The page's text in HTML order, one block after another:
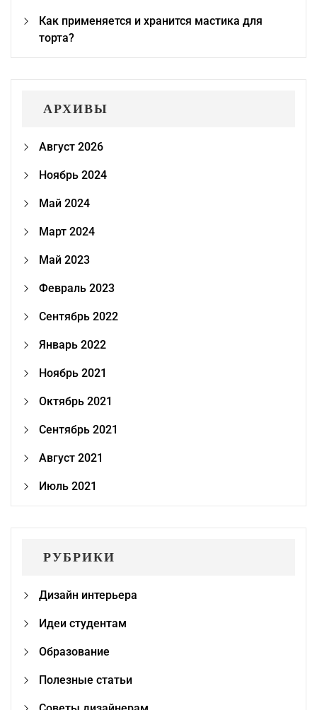
Как применяется и хранится мастика для
торта?
АРХИВЫ
Август 2026
Ноябрь 2024
Май 2024
Март 2024
Май 2023
Февраль 2023
Сентябрь 2022
Январь 2022
Ноябрь 2021
Октябрь 2021
Сентябрь 2021
Август 2021
Июль 2021
РУБРИКИ
Дизайн интерьера
Идеи студентам
Образование
Полезные статьи